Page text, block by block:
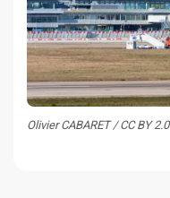
Olivier CABARET / CC BY 2.0